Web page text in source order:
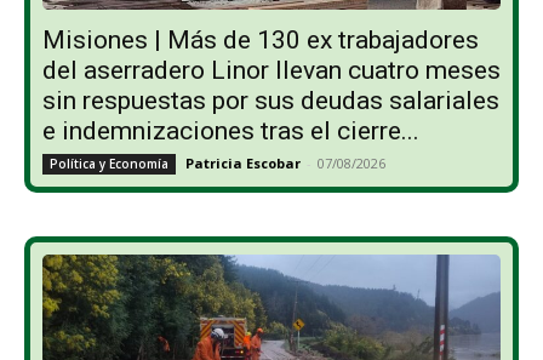
Misiones | Más de 130 ex trabajadores
del aserradero Linor llevan cuatro meses
sin respuestas por sus deudas salariales
e indemnizaciones tras el cierre...
Política y Economía Patricia Escobar - 07/08/2026